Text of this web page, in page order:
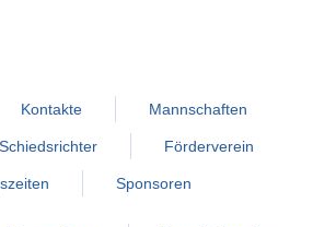
Kontakte Mannschaften
Schiedsrichter Förderverein
Sponsoren